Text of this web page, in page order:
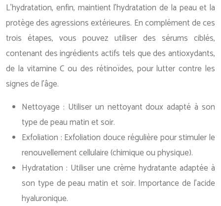
L’hydratation, enfin, maintient l’hydratation de la peau et la
protège des agressions extérieures. En complément de ces
trois étapes, vous pouvez utiliser des sérums ciblés,
contenant des ingrédients actifs tels que des antioxydants,
de la vitamine C ou des rétinoïdes, pour lutter contre les
signes de l’âge.
Nettoyage : Utiliser un nettoyant doux adapté à son
type de peau matin et soir.
Exfoliation : Exfoliation douce régulière pour stimuler le
renouvellement cellulaire (chimique ou physique).
Hydratation : Utiliser une crème hydratante adaptée à
son type de peau matin et soir. Importance de l’acide
hyaluronique.